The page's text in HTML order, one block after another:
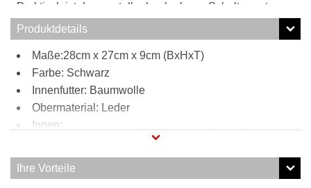
Praktisch ist der verstell- abnehmbarer Schultergurt.
Produktdetails
Maße:28cm x 27cm x 9cm (BxHxT)
Farbe: Schwarz
Innenfutter: Baumwolle
Obermaterial: Leder
Innen:
Außen:
2 Steckfächer
Ihre Vorteile